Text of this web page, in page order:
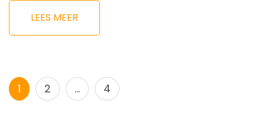
LEES MEER
Berichtnavigatie
Pagina
1 Pagina
2 … Pagina
4